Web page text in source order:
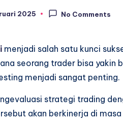
2025 No Comments
menjadi salah satu kunci
seorang trader bisa
menjadi sangat penting.
strategi trading
akan berkinerja di